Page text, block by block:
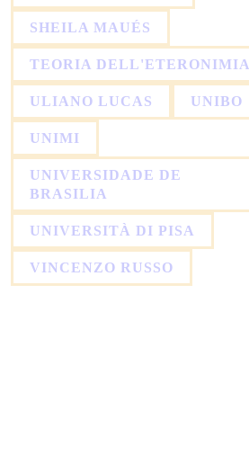
SHEILA MAUÉS
TEORIA DELL'ETERONIMIA
ULIANO LUCAS UNIBO
UNIMI
UNIVERSIDADE DE
BRASILIA
UNIVERSITÀ DI PISA
VINCENZO RUSSO